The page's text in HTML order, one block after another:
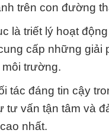
trên con đường
là triết lý hoạt
cấp những giải
trường.
tác đáng tin cậy
tư vấn tận tâm và
nhất.